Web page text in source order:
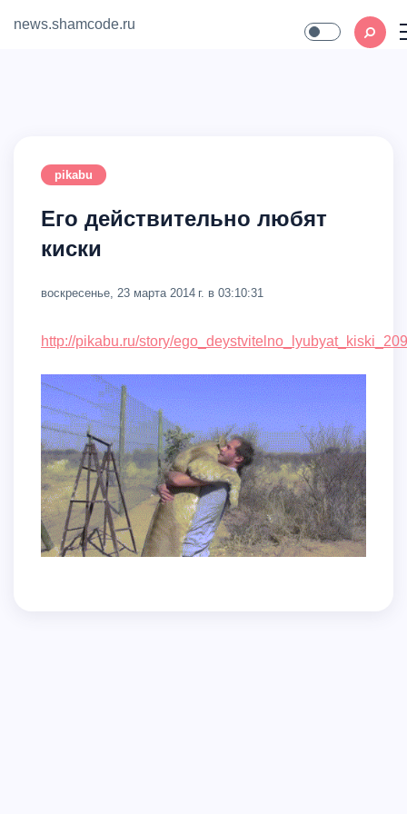
news.shamcode.ru
pikabu
Его действительно любят
киски
воскресенье, 23 марта 2014 г. в 03:10:31
http://pikabu.ru/story/